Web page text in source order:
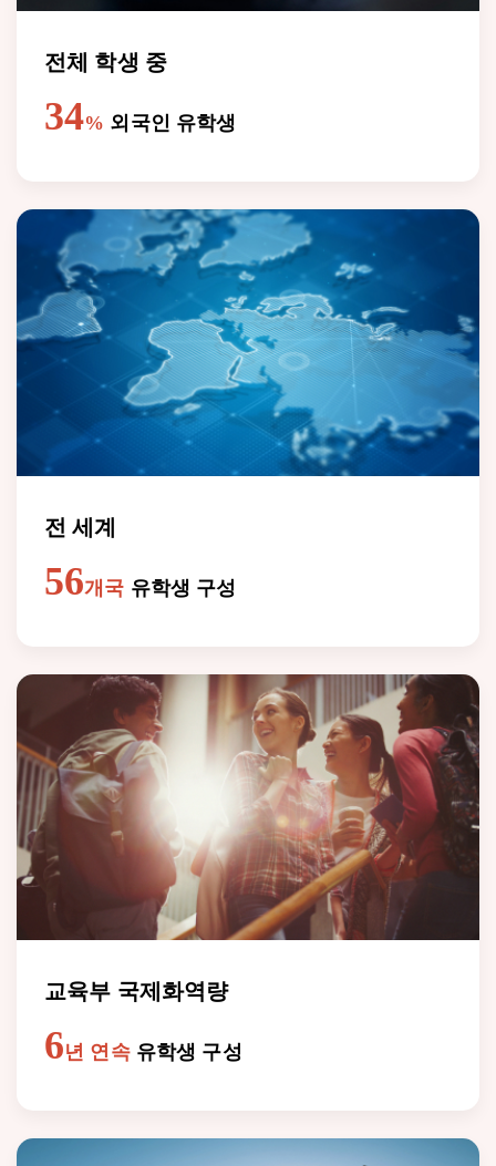
전체 학생 중
34% 외국인 유학생
전 세계
56개국 유학생 구성
교육부 국제화역량
6년 연속 유학생 구성